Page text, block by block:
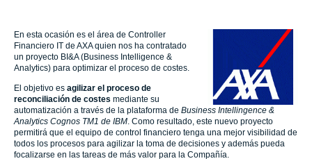
En esta ocasión es el área de Controller
Financiero IT de AXA quien nos ha contratado
un proyecto BI&A (Business Intelligence &
Analytics) para optimizar el proceso de costes.
El objetivo es agilizar el proceso de
reconciliación de costes mediante su
automatización a través de la plataforma de Business Intellingence &
Analytics Cognos TM1 de IBM. Como resultado, este nuevo proyecto
permitirá que el equipo de control financiero tenga una mejor visibilidad de
todos los procesos para agilizar la toma de decisiones y además pueda
focalizarse en las tareas de más valor para la Compañía.